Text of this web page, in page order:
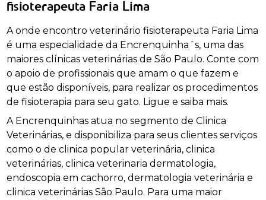
fisioterapeuta Faria Lima
A onde encontro veterinário fisioterapeuta Faria Lima
é uma especialidade da Encrenquinha´s, uma das
maiores clínicas veterinárias de São Paulo. Conte com
o apoio de profissionais que amam o que fazem e
que estão disponíveis, para realizar os procedimentos
de fisioterapia para seu gato. Ligue e saiba mais.
A Encrenquinhas atua no segmento de Clinica
Veterinárias, e disponibiliza para seus clientes serviços
como o de clinica popular veterinária, clinica
veterinárias, clinica veterinaria dermatologia,
endoscopia em cachorro, dermatologia veterinária e
clinica veterinárias São Paulo. Para uma maior